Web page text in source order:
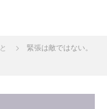
緊張は敵ではない。